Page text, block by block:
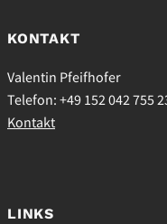
KONTAKT
Valentin Pfeifhofer
Telefon: +49 152 042 755
Kontakt
LINKS